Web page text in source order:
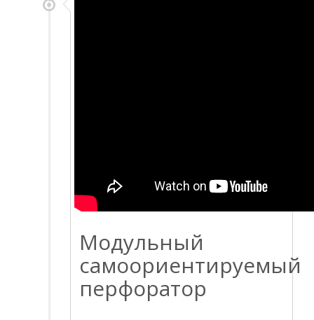
Модульный
самоориентируемый
перфоратор